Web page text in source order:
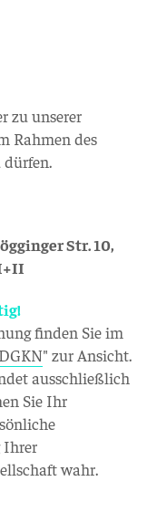
zu unserer
Rahmen des
dürfen.
Str. 10,
finden Sie im
" zur Ansicht.
ausschließlich
Sie Ihr
Ihrer
wahr.